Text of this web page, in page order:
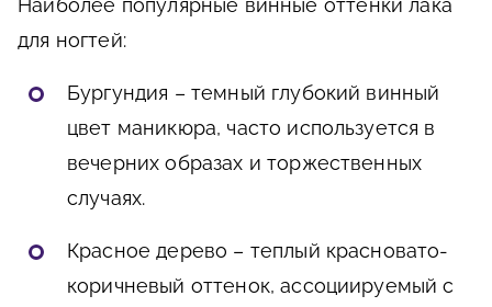
Наиболее популярные винные оттенки лака
для ногтей:
Бургундия – темный глубокий винный
цвет маникюра, часто используется в
вечерних образах и торжественных
случаях.
Красное дерево – теплый красновато-
коричневый оттенок, ассоциируемый с